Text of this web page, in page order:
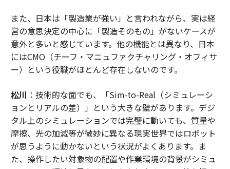
また、日本は「製造業が強い」と言われながら、実は経
営の意思決定の中心に「製造そのもの」がないケースが
意外と多いと感じています。他の機能とは異なり、日本
にはCMO（チーフ・マニュファクチャリング・オフィサ
ー）という役職がほとんど存在しないのです。
松川 ：技術的な面でも、「Sim-to-Real（シミュレーシ
ョンとリアルの差）」という大きな壁があります。デジ
タル上のシミュレーションでは完璧に動いても、質量や
摩擦、光の加減等が微妙に異なる現実世界ではロボット
が思うように動かないという状況がよくあります。ま
た、操作したい対象物の配置や作業環境の背景がシミュ